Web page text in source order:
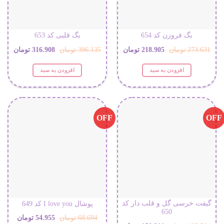
بگ فروزن کد 654
273.631 تومان قیمت
اصلی:
بود.
218.905 تومانقیمت
فعلی:
218.905 تومان.
افزودن به سبد
بگ قلبی کد 653
396.135 تومان قیمت
اصلی:
بود.
316.908 تومان
316.908
افزودن به سبد
OFF
گیفت خرسی گل و قلب دار کد
650
OFF
پوشال I love you کد 649
68.694 تومان قیمت
54.955 تومانقیمت